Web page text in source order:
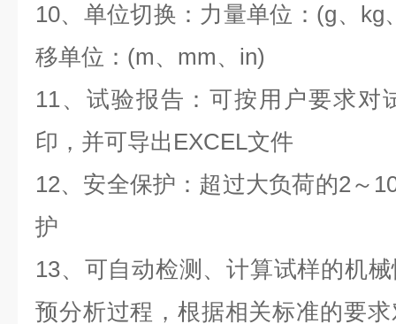
10、单位切换：力量单位：(g、
移单位：(m、mm、in)
11、试验报告：可按用户要求对
印，并可导出EXCEL文件
12、安全保护：超过大负荷的2～
护
13、可自动检测、计算试样的机
预分析过程，根据相关标准的要